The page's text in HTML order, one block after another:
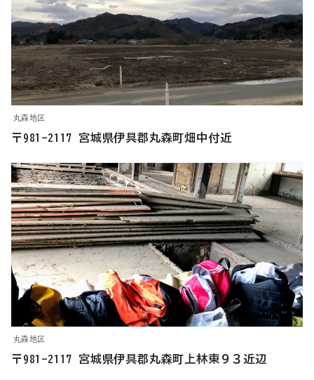
丸森地区
〒981-2117 宮城県伊具郡丸森町畑中付近
丸森地区
〒981-2117 宮城県伊具郡丸森町上林東９３近辺